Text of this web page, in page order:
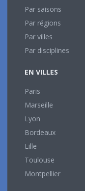
Par saisons
Par régions
Par villes
Par disciplines
EN VILLES
Paris
Marseille
Lyon
Bordeaux
Lille
Toulouse
Montpellier